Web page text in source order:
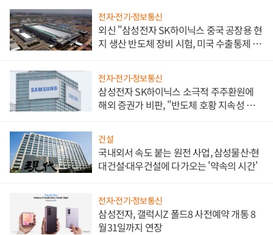
전자·전기·정보통신
외신 "삼성전자 SK하이닉스 중국 공장용 현
지 생산 반도체 장비 시험, 미국 수출통제 대
전자·전기·정보통신
삼성전자 SK하이닉스 소극적 주주환원에
해외 증권가 비판, "반도체 호황 지속성 의
건설
국내외서 속도 붙는 원전 사업, 삼성물산·현
대건설·대우건설에 다가오는 '약속의 시간'
전자·전기·정보통신
삼성전자, 갤럭시Z 폴드8 사전예약 개통 8
월31일까지 연장